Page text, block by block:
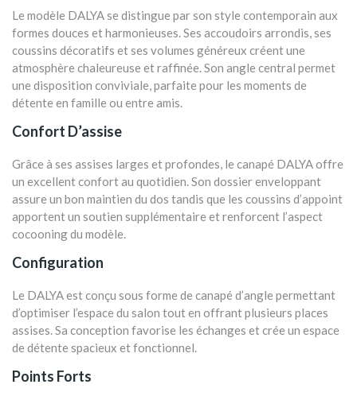
Le modèle DALYA se distingue par son style contemporain aux
formes douces et harmonieuses. Ses accoudoirs arrondis, ses
coussins décoratifs et ses volumes généreux créent une
atmosphère chaleureuse et raffinée. Son angle central permet
une disposition conviviale, parfaite pour les moments de
détente en famille ou entre amis.
Confort D’assise
Grâce à ses assises larges et profondes, le canapé DALYA offre
un excellent confort au quotidien. Son dossier enveloppant
assure un bon maintien du dos tandis que les coussins d’appoint
apportent un soutien supplémentaire et renforcent l’aspect
cocooning du modèle.
Configuration
Le DALYA est conçu sous forme de canapé d’angle permettant
d’optimiser l’espace du salon tout en offrant plusieurs places
assises. Sa conception favorise les échanges et crée un espace
de détente spacieux et fonctionnel.
Points Forts